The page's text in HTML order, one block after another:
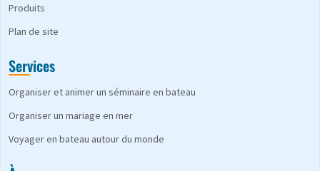
Produits
Plan de site
Services
Organiser et animer un séminaire en bateau
Organiser un mariage en mer
Voyager en bateau autour du monde